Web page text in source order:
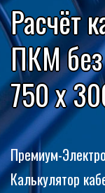
Расчёт
ПКМ
750 x
Премиум-Электро
Калькулятор